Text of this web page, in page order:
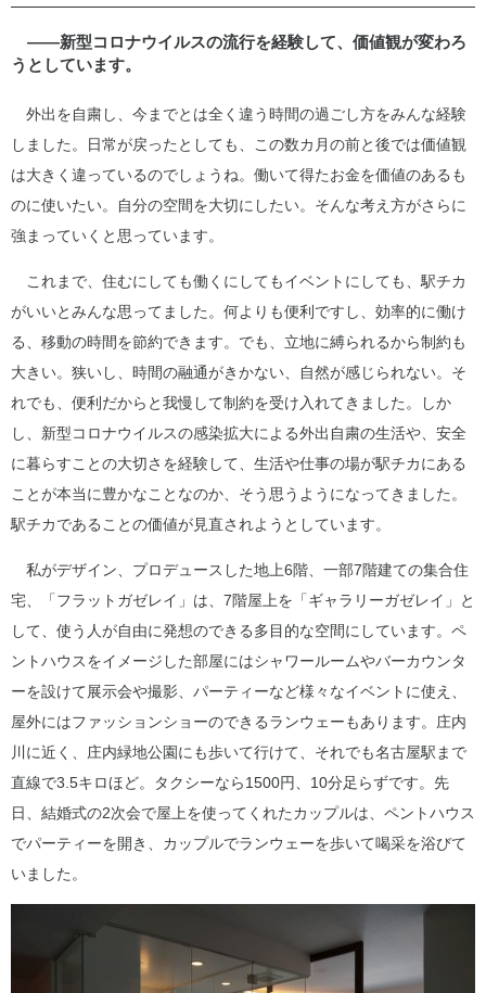
――新型コロナウイルスの流行を経験して、価値観が変わろ
うとしています。
外出を自粛し、今までとは全く違う時間の過ごし方をみんな経験
しました。日常が戻ったとしても、この数カ月の前と後では価値観
は大きく違っているのでしょうね。働いて得たお金を価値のあるも
のに使いたい。自分の空間を大切にしたい。そんな考え方がさらに
強まっていくと思っています。
これまで、住むにしても働くにしてもイベントにしても、駅チカ
がいいとみんな思ってました。何よりも便利ですし、効率的に働け
る、移動の時間を節約できます。でも、立地に縛られるから制約も
大きい。狭いし、時間の融通がきかない、自然が感じられない。そ
れでも、便利だからと我慢して制約を受け入れてきました。しか
し、新型コロナウイルスの感染拡大による外出自粛の生活や、安全
に暮らすことの大切さを経験して、生活や仕事の場が駅チカにある
ことが本当に豊かなことなのか、そう思うようになってきました。
駅チカであることの価値が見直されようとしています。
私がデザイン、プロデュースした地上6階、一部7階建ての集合住
宅、「フラットガゼレイ」は、7階屋上を「ギャラリーガゼレイ」と
して、使う人が自由に発想のできる多目的な空間にしています。ペ
ントハウスをイメージした部屋にはシャワールームやバーカウンタ
ーを設けて展示会や撮影、パーティーなど様々なイベントに使え、
屋外にはファッションショーのできるランウェーもあります。庄内
川に近く、庄内緑地公園にも歩いて行けて、それでも名古屋駅まで
直線で3.5キロほど。タクシーなら1500円、10分足らずです。先
日、結婚式の2次会で屋上を使ってくれたカップルは、ペントハウス
でパーティーを開き、カップルでランウェーを歩いて喝采を浴びて
いました。